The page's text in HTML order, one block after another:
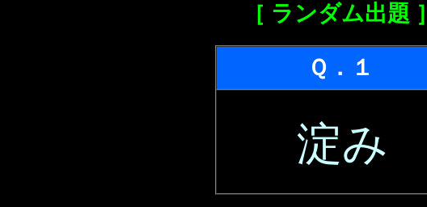
［ ランダム出題 ］
Ｑ．１
淀み